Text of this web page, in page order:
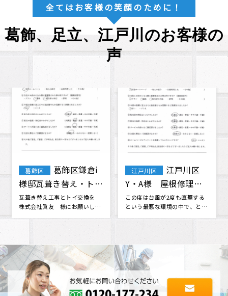
全てはお客様の笑顔のために！
葛飾、足立、江戸川のお客様の
声
葛飾区
葛飾区鎌倉i
様邸瓦葺き替え・トイ
交換工事
瓦葺き替え工事とトイ交換を
株式会社眞友 様にお願いしま
江戸川区
江戸川区
Y・A様 屋根修理
外壁 塗装
この度は台風が2度も直撃する
という最悪な環境の中で、とて